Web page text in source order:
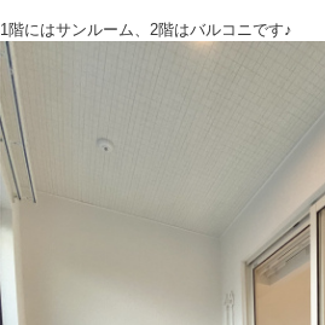
1階にはサンルーム、2階はバルコニです♪